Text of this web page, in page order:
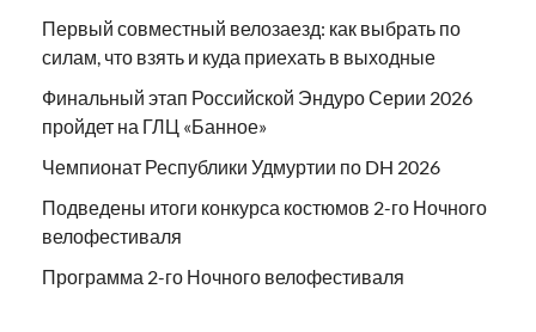
Первый совместный велозаезд: как выбрать по
силам, что взять и куда приехать в выходные
Финальный этап Российской Эндуро Серии 2026
пройдет на ГЛЦ «Банное»
Чемпионат Республики Удмуртии по DH 2026
Подведены итоги конкурса костюмов 2-го Ночного
велофестиваля
Программа 2-го Ночного велофестиваля